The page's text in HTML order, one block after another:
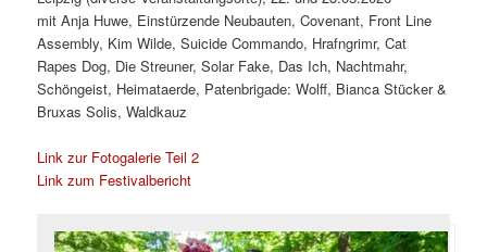
mit Anja Huwe, Einstürzende Neubauten, Covenant, Front Line
Assembly, Kim Wilde, Suicide Commando, Hrafngrimr, Cat
Rapes Dog, Die Streuner, Solar Fake, Das Ich, Nachtmahr,
Schöngeist, Heimataerde, Patenbrigade: Wolff, Bianca Stücker &
Bruxas Solis, Waldkauz
Link zur Fotogalerie Teil 2
Link zum Festivalbericht